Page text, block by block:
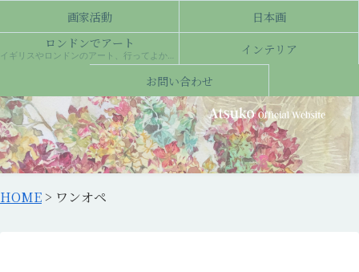
画家活動
日本画
ロンドンでアート
イギリスやロンドンのアート、行ってよかった場所について
インテリア
お問い合わせ
HOME > ワンオペ